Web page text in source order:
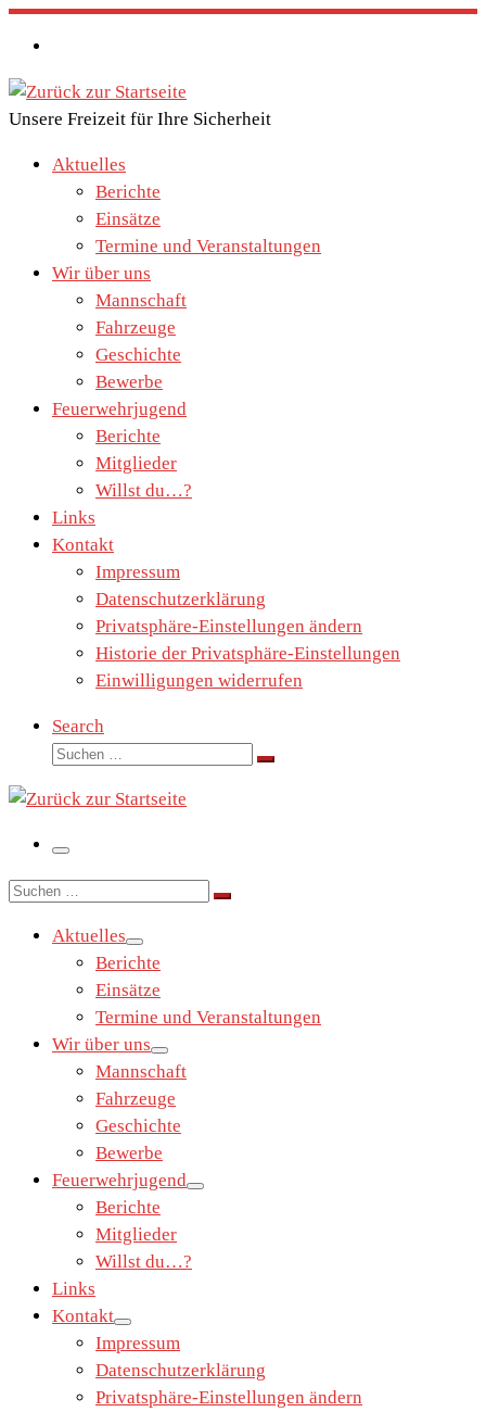
Zum
Inhalt
springen
Unsere Freizeit für Ihre Sicherheit
Aktuelles
Berichte
Einsätze
Termine und Veranstaltungen
Wir über uns
Mannschaft
Fahrzeuge
Geschichte
Bewerbe
Feuerwehrjugend
Berichte
Mitglieder
Willst du…?
Links
Kontakt
Impressum
Datenschutzerklärung
Privatsphäre-Einstellungen ändern
Historie der Privatsphäre-Einstellungen
Einwilligungen widerrufen
Search
Suche
Suchen …
Menü
Suche
Suchen …
Aktuelles
Berichte
Einsätze
Termine und Veranstaltungen
Wir über uns
Mannschaft
Fahrzeuge
Geschichte
Bewerbe
Feuerwehrjugend
Berichte
Mitglieder
Willst du…?
Links
Kontakt
Impressum
Datenschutzerklärung
Privatsphäre-Einstellungen ändern